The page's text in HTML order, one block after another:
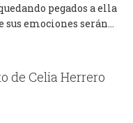
pegados a ella
emociones serán…
de Celia Herrero